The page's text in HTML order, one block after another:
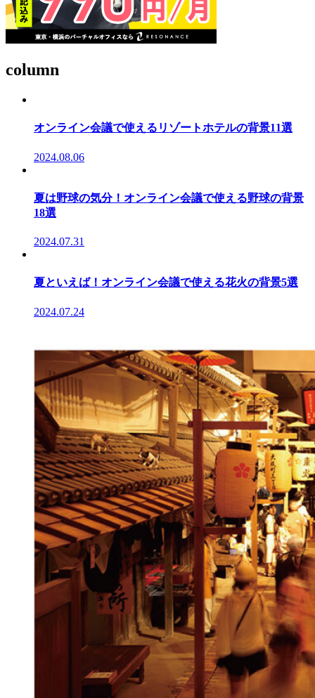
column
オンライン会議で使えるリゾートホテルの背景11選
2024.08.06
夏は野球の気分！オンライン会議で使える野球の背景
18選
2024.07.31
夏といえば！オンライン会議で使える花火の背景5選
2024.07.24